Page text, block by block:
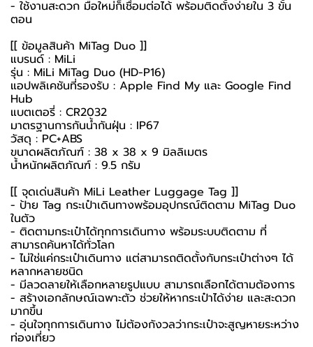
- ใช้งานสะดวก มือใหม่ก็เชื่อมต่อได้ พร้อมติดตั้งง่ายใน 3 ขั้น
ตอน
[[ ข้อมูลสินค้า MiTag Duo ]]
แบรนด์ : MiLi
รุ่น : MiLi MiTag Duo (HD-P16)
แอปพลิเคชันที่รองรับ : Apple Find My และ Google Find
Hub
แบตเตอรี่ : CR2032
มาตรฐานการกันน้ำกันฝุ่น : IP67
วัสดุ : PC+ABS
ขนาดผลิตภัณฑ์ : 38 x 38 x 9 มิลลิเมตร
น้ำหนักผลิตภัณฑ์ : 9.5 กรัม
[[ จุดเด่นสินค้า MiLi Leather Luggage Tag ]]
- ป้าย Tag กระเป๋าเดินทางพร้อมอุปกรณ์ติดตาม MiTag Duo
ในตัว
- ติดตามกระเป๋าได้ทุกการเดินทาง พร้อมระบบติดตาม ที่
สามารถค้นหาได้ทั่วโลก
- ไม่ใช่แค่กระเป๋าเดินทาง แต่สามารถติดตั้งกับกระเป๋าต่างๆ ได้
หลากหลายชนิด
- มีลวดลายให้เลือกหลายรูปแบบ สามารถเลือกได้ตามต้องการ
- สร้างเอกลักษณ์เฉพาะตัว ช่วยให้หากระเป๋าได้ง่าย และสะดวก
มากขึ้น
- อุ่นใจทุกการเดินทาง ไม่ต้องกังวลว่ากระเป๋าจะสูญหายระหว่าง
ท่องเที่ยว